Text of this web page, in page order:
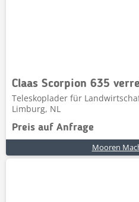
Claas Scorpion 635
Teleskoplader für
Limburg, NL
Preis auf Anfrage
Mooren